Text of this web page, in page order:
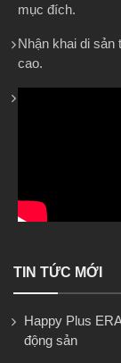
mục đích.
Nhận khai di
cao.
TIN TỨC MỚI
Happy Plus
động sản